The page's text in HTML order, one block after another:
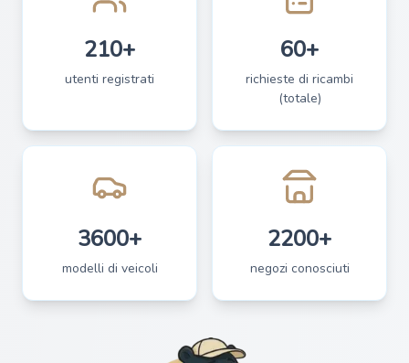
210+
utenti registrati
60+
richieste di ricambi
(totale)
3600+
modelli di veicoli
2200+
negozi conosciuti